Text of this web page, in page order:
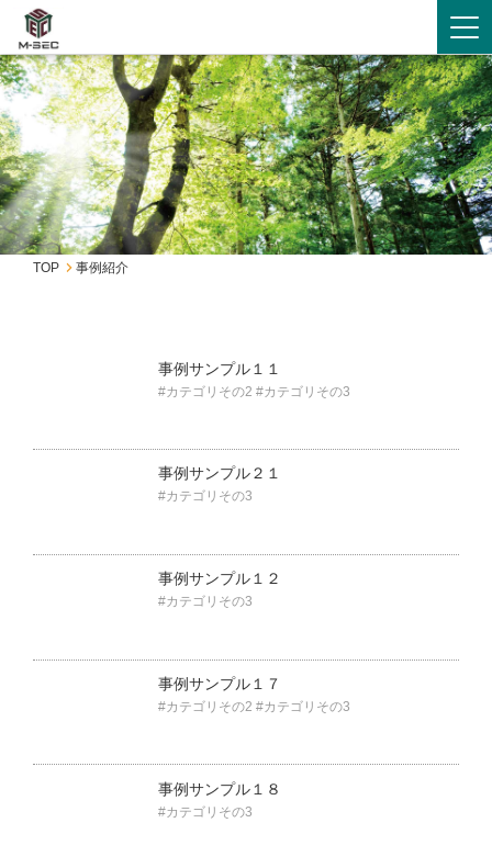
TOP 事例紹介
事例サンプル１１
#カテゴリその2 #カテゴリその3
事例サンプル２１
#カテゴリその3
事例サンプル１２
#カテゴリその3
事例サンプル１７
#カテゴリその2 #カテゴリその3
事例サンプル１８
#カテゴリその3